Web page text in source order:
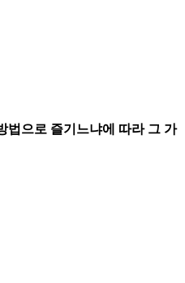
법으로 즐기느냐에 따라 그 가